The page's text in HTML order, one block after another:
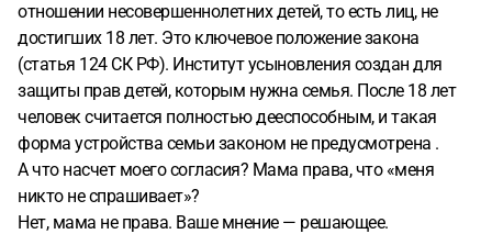
отношении несовершеннолетних детей, то есть лиц, не
достигших 18 лет. Это ключевое положение закона
(статья 124 СК РФ). Институт усыновления создан для
защиты прав детей, которым нужна семья. После 18 лет
человек считается полностью дееспособным, и такая
форма устройства семьи законом не предусмотрена .
А что насчет моего согласия? Мама права, что «меня
никто не спрашивает»?
Нет, мама не права. Ваше мнение — решающее.